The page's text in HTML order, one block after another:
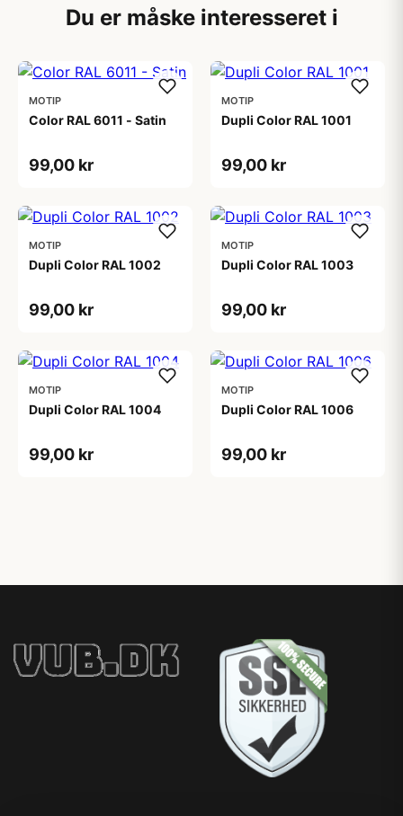
Du er måske interesseret i
MOTIP
Color RAL 6011 - Satin
99,00 kr
MOTIP
Dupli Color RAL 1001
99,00 kr
MOTIP
Dupli Color RAL 1002
99,00 kr
MOTIP
Dupli Color RAL 1003
99,00 kr
MOTIP
Dupli Color RAL 1004
99,00 kr
MOTIP
Dupli Color RAL 1006
99,00 kr